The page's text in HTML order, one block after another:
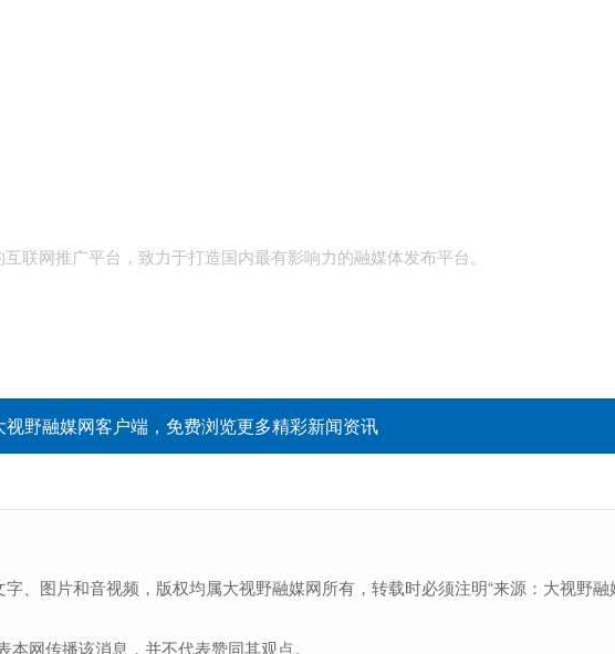
联网推广平台，致力于打造国内最有影响力的融媒体发布平台。
视野融媒网客户端，免费浏览更多精彩新闻资讯
、图片和音视频，版权均属大视野融媒网所有，转载时必须注明“来源：大视野融
网传播该消息，并不代表赞同其观点。